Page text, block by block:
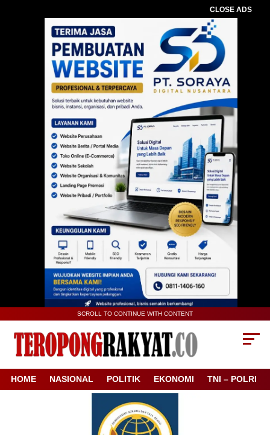
CLOSE ADS
SCROLL TO CONTINUE WITH CONTENT
HOME NASIONAL POLITIK EKONOMI TNI – POLRI